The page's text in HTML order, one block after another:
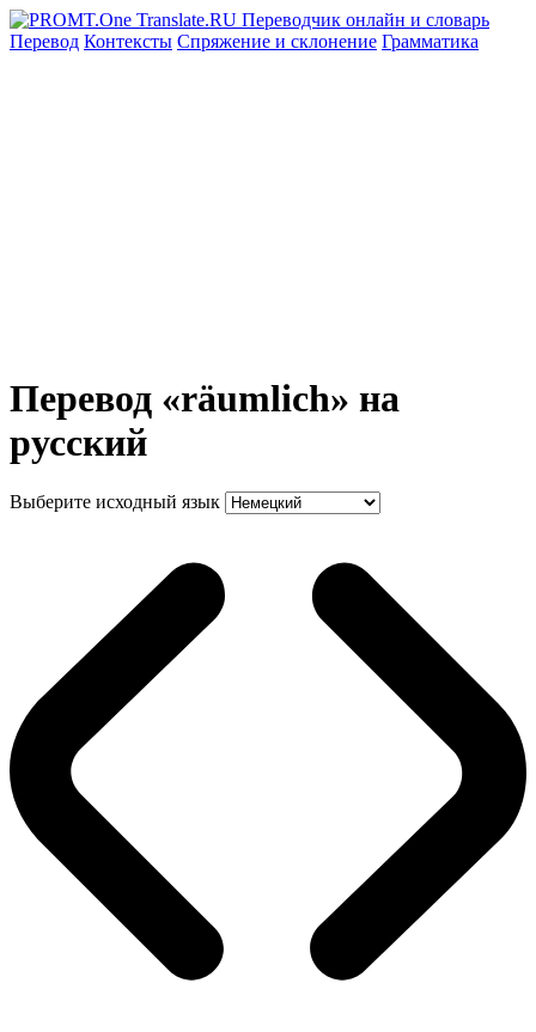
Перевод Контексты Спряжение и склонение Грамматика
Перевод «räumlich» на
русский
Выберите исходный язык